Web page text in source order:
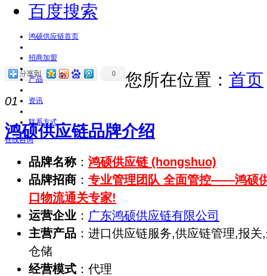
百度搜索
鸿硕供应链首页
招商加盟
产品
资讯
联系方式
在线咨询
0 您所在位置： 首页
01
鸿硕供应链品牌介绍
品牌名称： 鸿硕供应链 (hongshuo)
品牌招商 ： 专业管理团队 全面管控——鸿硕
口物流通关专家!
运营企业 ： 广东鸿硕供应链有限公司
主营产品 ：进口供应链服务,供应链管理,报
仓储
经营模式 ：代理